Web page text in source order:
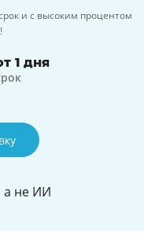
и с высоким процентом
1 дня
а не ИИ